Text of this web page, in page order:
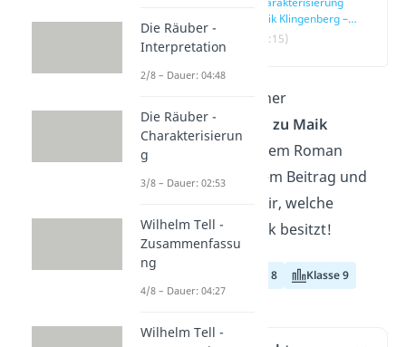
Maik Klingenberg –
Übersicht
(00:15)
Du suchst nach einer
Charakterisierung zu Maik
Klingenberg
aus dem Roman
„Tschick“? In diesem Beitrag und
zeigen wir dir, welche
Eigenschaften Maik besitzt!
Klasse 8 Klasse 9
Die Räuber -
Interpretation
2/8 – Dauer: 04:48
Die Räuber -
Charakterisierun
g
3/8 – Dauer: 02:53
Wilhelm Tell -
Zusammenfassu
ng
4/8 – Dauer: 04:27
Wilhelm Tell -